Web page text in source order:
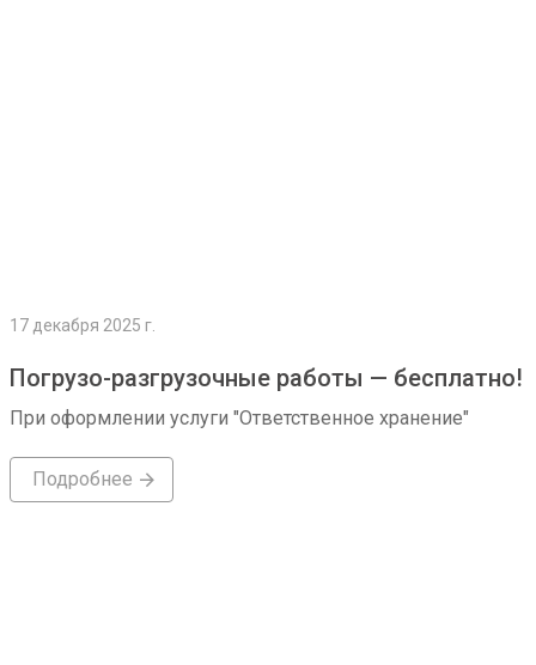
17 декабря 2025 г.
Погрузо-разгрузочные работы — бесплатно!
При оформлении услуги "Ответственное хранение"
Подробнее